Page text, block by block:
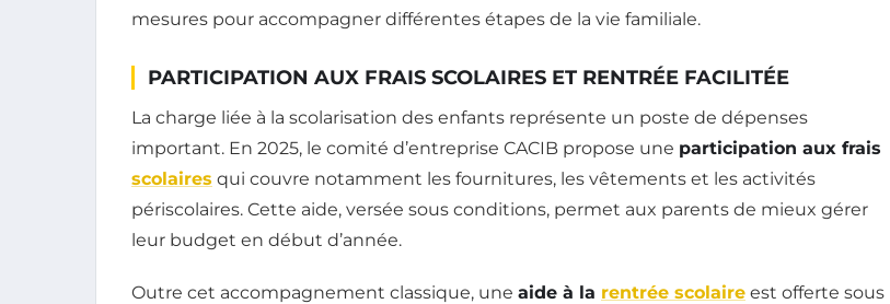
mesures pour accompagner différentes étapes de la vie familiale.
PARTICIPATION AUX FRAIS SCOLAIRES ET RENTRÉE FACILITÉE
La charge liée à la scolarisation des enfants représente un poste de dépenses
important. En 2025, le comité d’entreprise CACIB propose une participation aux frais
scolaires qui couvre notamment les fournitures, les vêtements et les activités
périscolaires. Cette aide, versée sous conditions, permet aux parents de mieux gérer
leur budget en début d’année.
Outre cet accompagnement classique, une aide à la rentrée scolaire est offerte sous